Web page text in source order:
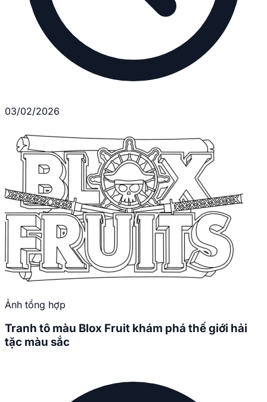
03/02/2026
Ảnh tổng hợp
Tranh tô màu Blox Fruit khám phá thế giới hải
tặc màu sắc